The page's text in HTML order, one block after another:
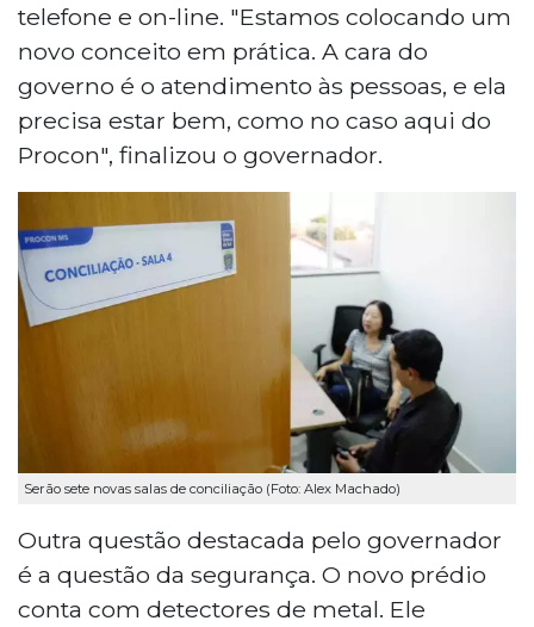
telefone e on-line. "Estamos colocando um
novo conceito em prática. A cara do
governo é o atendimento às pessoas, e ela
precisa estar bem, como no caso aqui do
Procon", finalizou o governador.
Serão sete novas salas de conciliação (Foto: Alex Machado)
Outra questão destacada pelo governador
é a questão da segurança. O novo prédio
conta com detectores de metal. Ele